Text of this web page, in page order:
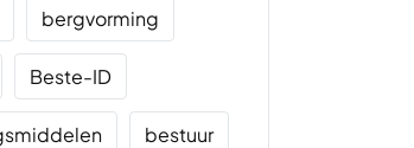
bergvorming
Beste-ID
bestuur